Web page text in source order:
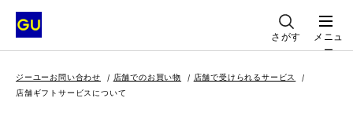
さがす
メニュ
ー
ジーユーお問い合わせ 店舗でのお買い物
店舗で受けられるサービス
店舗ギフトサービスについて